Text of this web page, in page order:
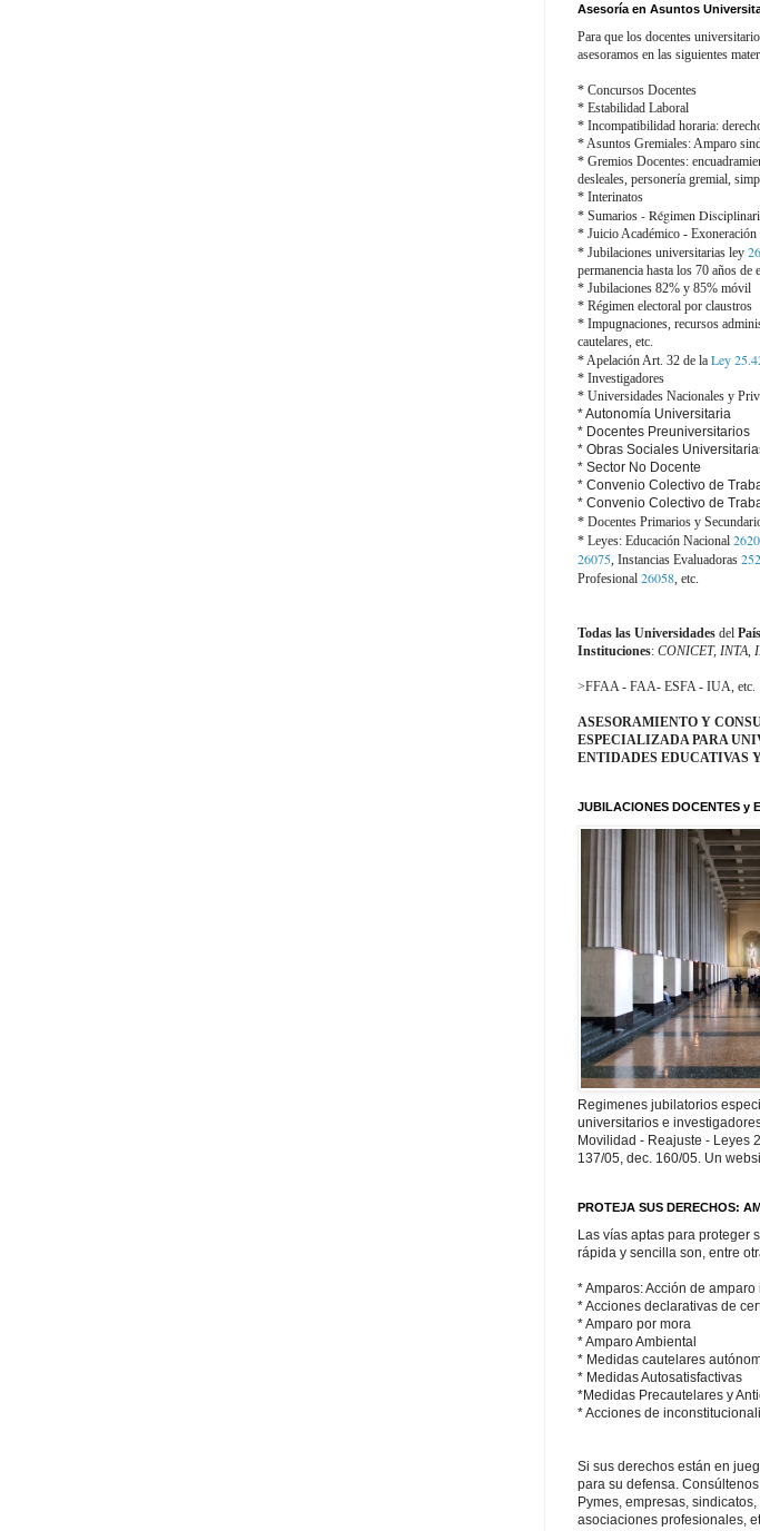
Asesoría en Asuntos
Para que los docentes
asesoramos en las siguientes
* Concursos Docentes
* Estabilidad Laboral
* Incompatibilidad horaria:
* Asuntos Gremiales: Amparo
* Gremios Docentes:
desleales, personería gremial,
* Interinatos
* Sumarios - Régimen
* Juicio Académico - Exoneración
* Jubilaciones universitarias ley
permanencia hasta los 70 años de
* Jubilaciones 82% y 85% móvil
* Régimen electoral por claustros
* Impugnaciones, recursos
cautelares, etc.
* Apelación Art. 32 de la Ley
* Investigadores
* Universidades Nacionales y
* Autonomía Universitaria
* Docentes Preuniversitarios
* Obras Sociales
* Sector No Docente
* Convenio Colectivo de
* Convenio Colectivo de
* Docentes Primarios y
* Leyes: Educación Nacional
26075, Instancias Evaluadoras
Profesional 26058, etc.
Todas las Universidades del País
Instituciones: CONICET, INTA,
>FFAA - FAA- ESFA - IUA, etc.
ASESORAMIENTO Y
ESPECIALIZADA PARA
ENTIDADES EDUCATIVAS
JUBILACIONES DOCENTES y
Regimenes jubilatorios
universitarios e
Movilidad - Reajuste - Leyes
137/05, dec. 160/05. Un
PROTEJA SUS DERECHOS:
Las vías aptas para proteger
rápida y sencilla son, entre
* Amparos: Acción de
* Acciones declarativas de
* Amparo por mora
* Amparo Ambiental
* Medidas cautelares
* Medidas Autosatisfactivas
*Medidas Precautelares y
* Acciones de
Si sus derechos están en
para su defensa.
Pymes, empresas,
asociaciones profesionales,